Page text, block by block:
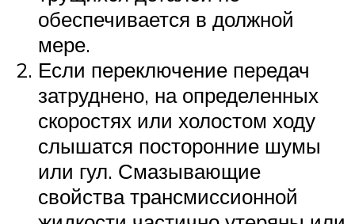
обеспечивается в должной
мере.
Если переключение передач
затруднено, на определенных
скоростях или холостом ходу
слышатся посторонние шумы
или гул. Смазывающие
свойства трансмиссионной